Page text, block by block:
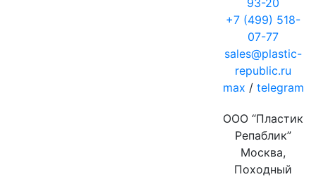
93-20
+7 (499) 518-
07-77
sales@plastic-
republic.ru
max / telegram
ООО “Пластик
Репаблик”
Москва,
Походный